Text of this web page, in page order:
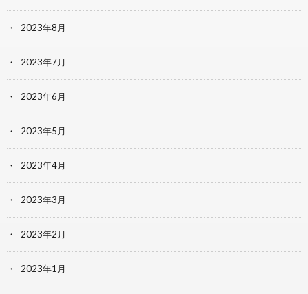
2023年8月
2023年7月
2023年6月
2023年5月
2023年4月
2023年3月
2023年2月
2023年1月